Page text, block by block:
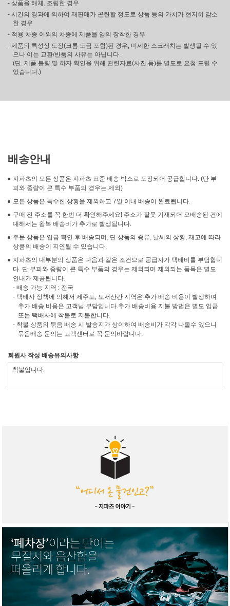
- 상품을 해체, 조립한 경우
- 시간의 경과에 의하여 재판매가 곤란할 정도로 상품 등의 가치가 현저히 감소
한 경우
- 적용 차종 이외의 차종에 제품을 임의 장착한 경우
- 제품의 특성상 도장(크롬 도금 포함)된 경우, 미세한 스크래치는 발생될 수 있
으나 이는 교환/반품의 사유는 아닙니다.
(단, 제품 불량 및 하자 확인을 위해 관련자료(사진 등)를 별도로 요청 드릴 수
있습니다.)
배송안내
지파츠의 모든 상품은 지파츠 표준 배송 박스로 포장되어 공급합니다. (단 부
피와 중량이 큰 특수 부품의 경우는 제외)
모든 상품은 특수한 상황을 제외하고 7일 이내 배송이 완료됩니다.
구매 전 주소를 꼭 한번 더 확인해주세요! 주소가 잘못 기재되어 오배송된 건에
대해서는 왕복 배송비가 추가로 발생됩니다.
주문 상품은 입금 확인 후 배송되며, 단 상품의 종류, 날씨의 상황, 재고에 따라
상품의 배송이 지연될 수 있습니다.
지파츠의 대부분의 상품은 다음과 같은 조건으로 공급자가 택배비를 부담합니
다. 단 부피와 중량이 큰 특수 부품의 경우는 제외되며 제외되는 품목은 별도
안내가 제공됩니다.
- 배송 가능 지역 : 전국
- 택배사 정책에 의해서 제주도, 도서산간 지역은 추가 배송 비용이 발생하며
추가 배송 비용은 고객님 부담입니다.추가 배송비용 지불 방법은 별도 입금
또는 택배사에 착불로 지불합니다.
- 착불 상품의 묶음 배송 시 발송지가 상이하여 배송비가 각각 나올수 있으니
묶음배송 문의는 고객센터로 꼭 문의바랍니다.
회원사 작성 배송유의사항
착불입니다.